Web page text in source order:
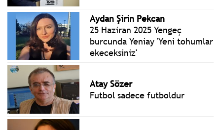
Aydan Şirin Pekcan
25 Haziran 2025 Yengeç
burcunda Yeniay 'Yeni tohumlar
ekeceksiniz'
Atay Sözer
Futbol sadece futboldur